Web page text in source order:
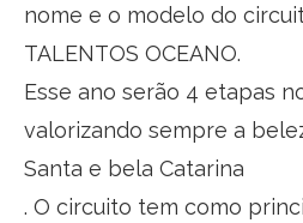
nome e o modelo do
TALENTOS OCEANO.
Esse ano serão 4 etapas
valorizando sempre a
Santa e bela Catarina
. O circuito tem como